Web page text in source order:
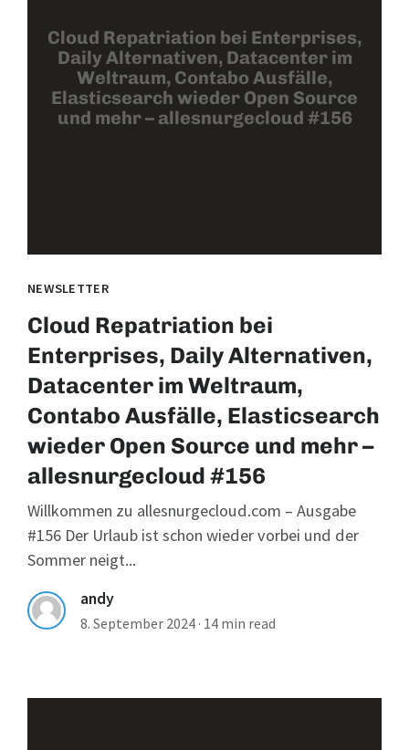
Cloud Repatriation bei Enterprises,
Daily Alternativen, Datacenter im
Weltraum, Contabo Ausfälle,
Elasticsearch wieder Open Source
und mehr – allesnurgecloud #156
NEWSLETTER
Cloud Repatriation bei
Enterprises, Daily Alternativen,
Datacenter im Weltraum,
Contabo Ausfälle, Elasticsearch
wieder Open Source und mehr –
allesnurgecloud #156
Willkommen zu allesnurgecloud.com – Ausgabe
#156 Der Urlaub ist schon wieder vorbei und der
Sommer neigt...
andy
8. September 2024 · 14 min read